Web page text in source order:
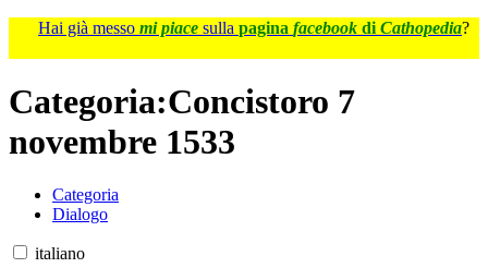
Hai già messo mi piace sulla pagina facebook di Cathopedia?
Categoria:Concistoro 7
novembre 1533
Categoria
Dialogo
italiano